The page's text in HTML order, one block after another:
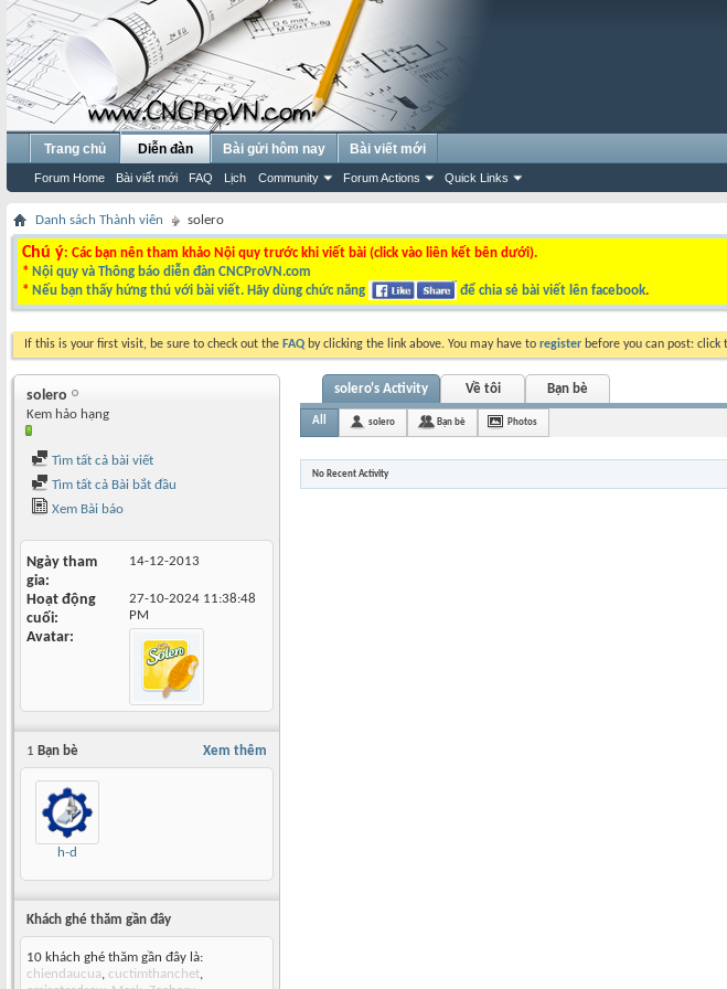
Trang chủ Diễn đàn
Forum Home Bài viết mới FAQ Lịch Community Forum Actions Quick Links
Bài gửi hôm nay Bài viết mới
Danh sách Thành viên solero
Chú ý: Các bạn nên tham khảo Nội quy trước khi viết bài (click vào liên kết bên dưới).
* Nội quy và Thông báo diễn đàn CNCProVN.com
* Nếu bạn thấy hứng thú với bài viết. Hãy dùng chức năng để chia sẻ bài viết lên facebook.
If this is your first visit, be sure to check out the FAQ by clicking the link above. You may have to register before you can post:
solero
Kem hảo hạng
Tìm tất cả bài viết
Tìm tất cả Bài bắt đầu
Xem Bài báo
Ngày tham
gia
14-12-2013
Hoạt động
cuối
27-10-2024 11:38:48
PM
Avatar
Xem thêm
1 Bạn bè
h-d
Khách ghé thăm gần đây
10 khách ghé thăm gần đây là:
chiendaucua, cuctimthanchet,
solero's Activity Về tôi Bạn bè
All solero Bạn bè Photos
No Recent Activity